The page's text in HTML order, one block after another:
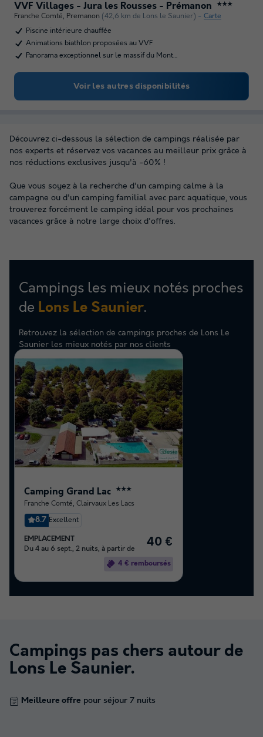
VVF Villages - Jura les Rousses - Prémanon ★★★
Franche Comté, Premanon (42,6 km de Lons le Saunier)
Carte
Piscine intérieure chauffée
Animations biathlon proposées au VVF
Panorama exceptionnel sur le massif du Mont…
Voir les autres disponibilités
Découvrez ci-dessous la sélection de campings réalisée par
nos experts et réservez vos vacances au meilleur prix grâce à
nos réductions exclusives jusqu'à -60% !
Que vous soyez à la recherche d'un camping calme à la
campagne ou d'un camping familial avec parc aquatique, vous
trouverez forcément le camping idéal pour vos prochaines
vacances grâce à notre large choix d'offres.
Campings les mieux notés proches
de Lons Le Saunier.
Retrouvez la sélection de campings proches de Lons Le
Saunier les mieux notés par nos clients
Camping Grand Lac ★★★
Franche Comté, Clairvaux Les Lacs
8.7 Excellent
EMPLACEMENT
Du 4 au 6 sept., 2 nuits, à partir de
40 €
4 € remboursés
Campings pas chers autour de
Lons Le Saunier.
Meilleure offre pour séjour 7 nuits